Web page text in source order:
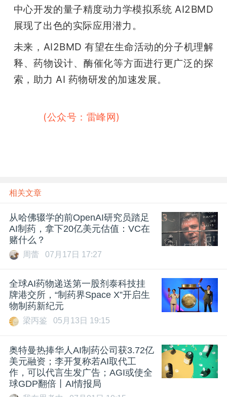
中心开发的量子精度动力学模拟系统 AI2BMD
展现了出色的实际应用潜力。
未来，AI2BMD 有望在生命活动的分子机理解
释、药物设计、酶催化等方面进行更广泛的探
索，助力 AI 药物研发的加速发展。
(公众号：雷峰网)
相关文章
从哈佛辍学的前OpenAI研究员踏足
AI制药，拿下20亿美元估值：VC在
赌什么？
周蕾 07月17日 17:27
全球AI药物递送第一股剂泰科技挂
牌港交所，“制药界Space X”开启生
物制药新纪元
梁丙鉴 05月13日 19:15
奥特曼热捧华人AI制药公司获3.72亿
美元融资；李开复称若AI取代工
作，可以代言生发广告；AGI或使全
球GDP翻倍丨AI情报局